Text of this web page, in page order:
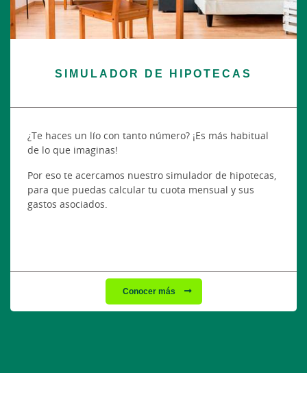
SIMULADOR DE HIPOTECAS
¿Te haces un lío con tanto número? ¡Es más habitual
de lo que imaginas!
Por eso te acercamos nuestro simulador de hipotecas,
para que puedas calcular tu cuota mensual y sus
gastos asociados.
Conocer más